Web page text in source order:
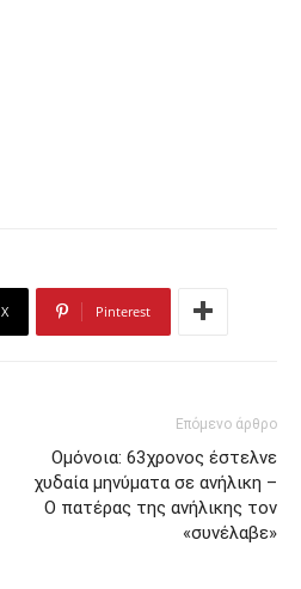
X Pinterest
Επόμενο άρθρο
Ομόνοια: 63χρονος έστελνε
χυδαία μηνύματα σε ανήλικη –
Ο πατέρας της ανήλικης τον
«συνέλαβε»